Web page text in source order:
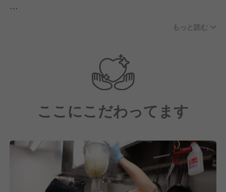
で明るく楽しい従業員が多い職場環境です。もっと読む
ここにこだわってます